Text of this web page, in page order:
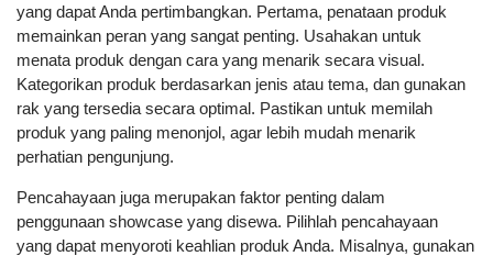
yang dapat Anda pertimbangkan. Pertama, penataan produk
memainkan peran yang sangat penting. Usahakan untuk
menata produk dengan cara yang menarik secara visual.
Kategorikan produk berdasarkan jenis atau tema, dan gunakan
rak yang tersedia secara optimal. Pastikan untuk memilah
produk yang paling menonjol, agar lebih mudah menarik
perhatian pengunjung.
Pencahayaan juga merupakan faktor penting dalam
penggunaan showcase yang disewa. Pilihlah pencahayaan
yang dapat menyoroti keahlian produk Anda. Misalnya, gunakan